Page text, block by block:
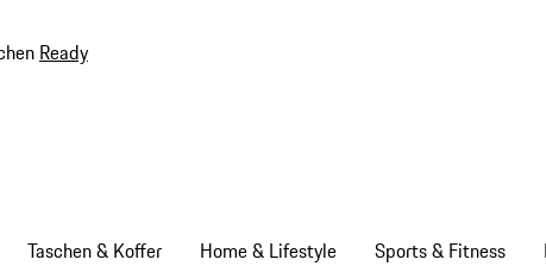
Ready
Taschen & Koffer Home & Lifestyle Sports & Fitness